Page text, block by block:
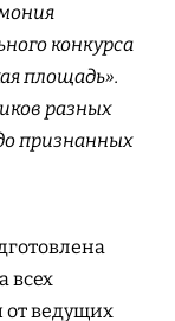
конкурса
площадь».
разных
признанных
всех
от ведущих